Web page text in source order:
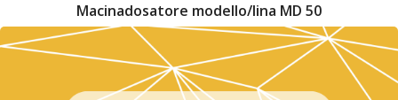
Macinadosatore modello/lina MD 50